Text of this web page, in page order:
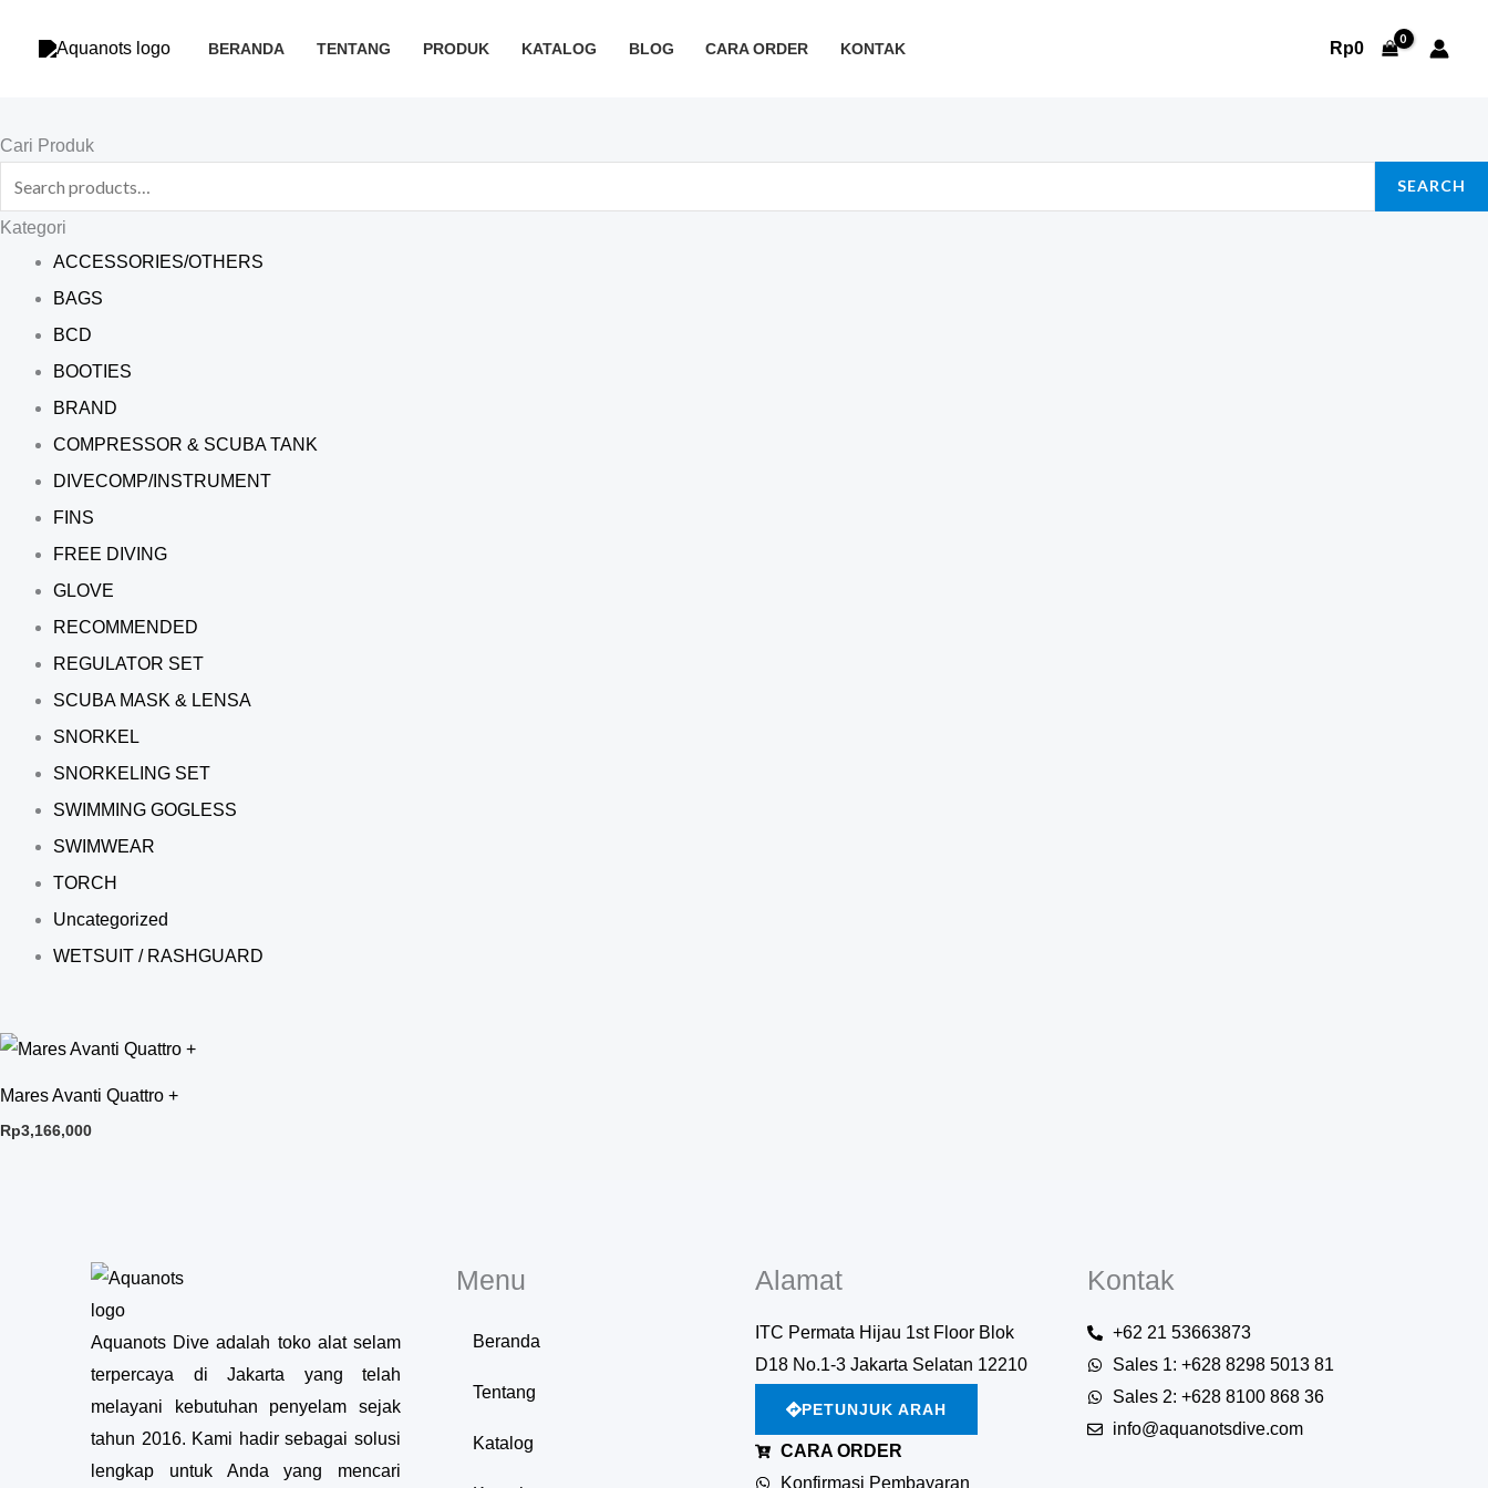
BERANDA TENTANG PRODUK KATALOG BLOG CARA ORDER KONTAK Rp0
Cari Produk
Search
SEARCH
Kategori
ACCESSORIES/OTHERS
BAGS
BCD
BOOTIES
BRAND
COMPRESSOR & SCUBA TANK
DIVECOMP/INSTRUMENT
FINS
FREE DIVING
GLOVE
RECOMMENDED
REGULATOR SET
SCUBA MASK & LENSA
SNORKEL
SNORKELING SET
SWIMMING GOGLESS
SWIMWEAR
TORCH
Uncategorized
WETSUIT / RASHGUARD
Mares Avanti Quattro +
Rp3,166,000
Aquanots Dive adalah toko alat selam
terpercaya di Jakarta yang telah
melayani kebutuhan penyelam sejak
tahun 2016. Kami hadir sebagai solusi
lengkap untuk Anda yang mencari
Menu
Beranda
Tentang
Katalog
Alamat
ITC Permata Hijau 1st Floor Blok
D18 No.1-3 Jakarta Selatan 12210
PETUNJUK ARAH
CARA ORDER
Konfirmasi Pembayaran
Kontak
+62 21 53663873
Sales 1: +628 8298 5013 81
Sales 2: +628 8100 868 36
info@aquanotsdive.com